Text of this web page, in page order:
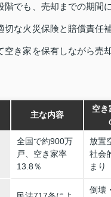
階でも、売却までの期間
切な火災保険と賠償責任
空き家を保有しながら売
主な内容
空き
全国で約900万
戸、空き家率
13.8％
放置
社会
まり
倒壊